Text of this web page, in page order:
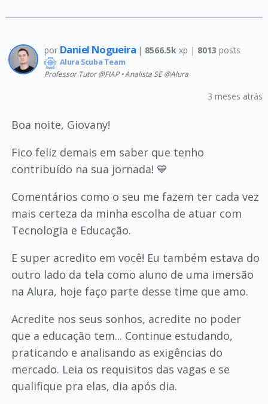
por Daniel Nogueira | 8566.5k xp | 8013 posts
Alura Scuba Team
Professor Tutor @FIAP • Analista SE @Alura
3 meses atrás
Boa noite, Giovany!
Fico feliz demais em saber que tenho
contribuído na sua jornada! 💙
Comentários como o seu me fazem ter cada vez
mais certeza da minha escolha de atuar com
Tecnologia e Educação.
E super acredito em você! Eu também estava do
outro lado da tela como aluno de uma imersão
na Alura, hoje faço parte desse time que amo.
Acredite nos seus sonhos, acredite no poder
que a educação tem... Continue estudando,
praticando e analisando as exigências do
mercado. Leia os requisitos das vagas e se
qualifique pra elas, dia após dia.